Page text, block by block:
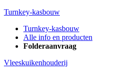
Turnkey-kasbouw
Turnkey-kasbouw
Alle info en producten
Folderaanvraag
Vleeskuikenhouderij